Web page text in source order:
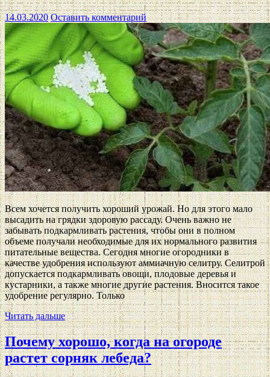
14.03.2020 Оставить комментарий
Всем хочется получить хороший урожай. Но для этого мало
высадить на грядки здоровую рассаду. Очень важно не
забывать подкармливать растения, чтобы они в полном
объеме получали необходимые для их нормального развития
питательные вещества. Сегодня многие огородники в
качестве удобрения используют аммиачную селитру. Селитрой
допускается подкармливать овощи, плодовые деревья и
кустарники, а также многие другие растения. Вносится такое
удобрение регулярно. Только
Читать дальше
Почему хорошо, когда на огороде
растет сорняк лебеда?